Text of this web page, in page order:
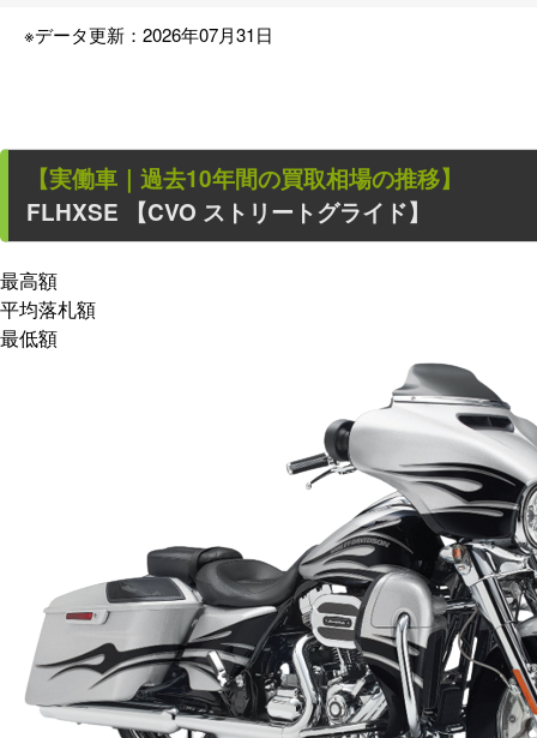
※データ更新：2026年07月31日
【実働車 ｜過去10年間の買取相場の推移】
FLHXSE 【CVO ストリートグライド】
最高額
平均落札額
最低額